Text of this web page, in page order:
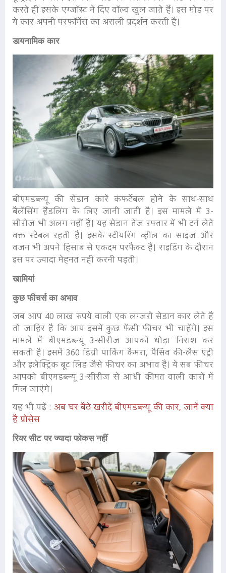
करते ही इसके एग्जॉस्ट में दिए वॉल्व खुल जाते हैं। इस मोड पर
ये कार अपनी परफॉर्मेंस का असली प्रदर्शन करती है।
डायनामिक कार
बीएमडब्ल्यू की सेडान कारें कंफर्टेबल होने के साथ-साथ
बैलेंसिंग हैंडलिंग के लिए जानी जाती है। इस मामले में 3-
सीरीज भी अलग नहीं है। यह सेडान तेज रफ्तार में भी टर्न लेते
वक्त स्टेबल रहती है। इसके स्टीयरिंग व्हील का साइज और
वजन भी अपने हिसाब से एकदम परफैक्ट है। राइडिंग के दौरान
इस पर ज्यादा मेहनत नहीं करनी पड़ती।
खामियां
कुछ फीचर्स का अभाव
जब आप 40 लाख रुपये वाली एक लग्जरी सेडान कार लेते हैं
तो जाहिर है कि आप इसमें कुछ फेंसी फीचर भी चाहेंगे। इस
मामले में बीएमडब्ल्यू 3-सीरीज आपको थोड़ा निराश कर
सकती है। इसमें 360 डिग्री पार्किंग कैमरा, पैसिव की-लैस एंट्री
और इलेक्ट्रिक बूट लिड जैसे फीचर का अभाव है। ये सब फीचर
आपको बीएमडब्ल्यू 3-सीरीज से आधी कीमत वाली कारों में
मिल जाएंगे।
यह भी पढ़ें : अब घर बैठे खरीदें बीएमडब्ल्यू की कार, जानें क्या
है प्रोसेस
रियर सीट पर ज्यादा फोकस नहीं